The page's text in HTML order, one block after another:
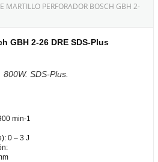
MARTILLO PERFORADOR BOSCH GBH 2-
GBH 2-26 DRE SDS-Plus
SDS-Plus.
min-1
0 – 3 J